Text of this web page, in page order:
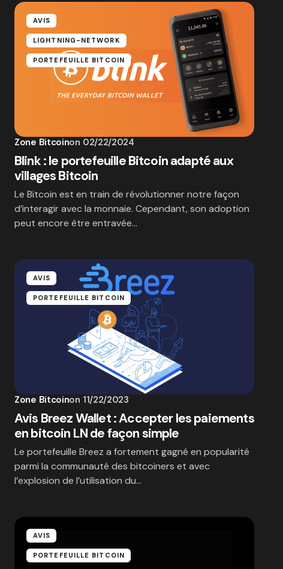
AVIS
LIGHTNING-NETWORK
PORTEFEUILLE BITCOIN
Zone Bitcoinon 02/22/2024
Blink : le portefeuille Bitcoin adapté aux
villages Bitcoin
Le Bitcoin est en train de révolutionner notre façon
d’interagir avec la monnaie. Cependant, son adoption
peut encore être entravée…
AVIS
PORTEFEUILLE BITCOIN
Zone Bitcoinon 11/22/2023
Avis Breez Wallet : Accepter les paiements
en bitcoin LN de façon simple
Le portefeuille Breez a fortement gagné en popularité
parmi la communauté des bitcoiners et avec
l’explosion de l’utilisation du…
AVIS
PORTEFEUILLE BITCOIN